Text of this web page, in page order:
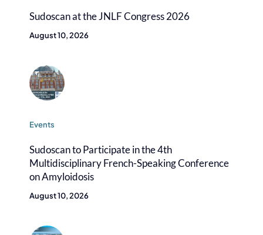
Sudoscan at the JNLF Congress 2026
August 10, 2026
Events
Sudoscan to Participate in the 4th
Multidisciplinary French-Speaking Conference
on Amyloidosis
August 10, 2026